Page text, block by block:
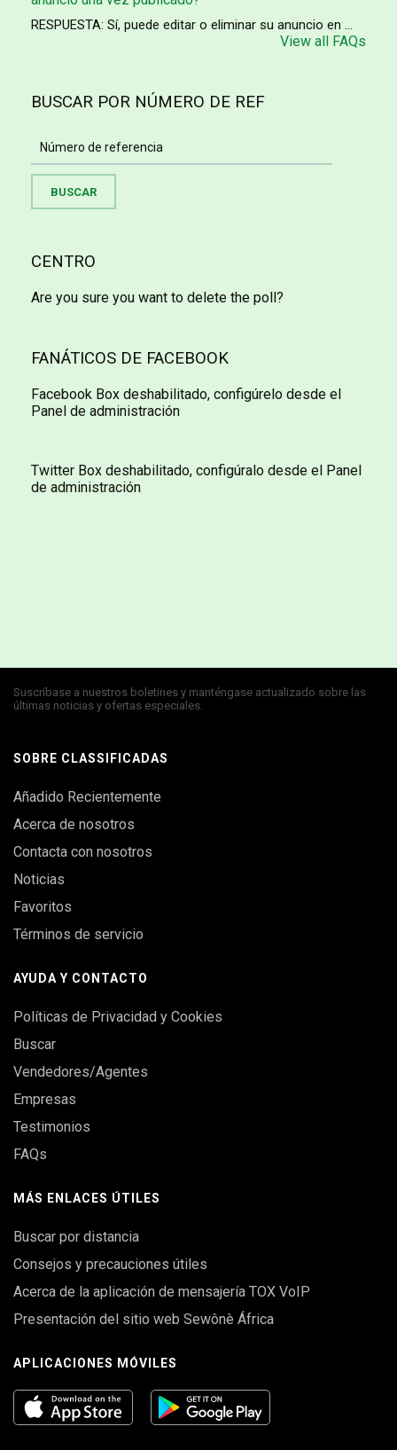
RESPUESTA: Sí, puede editar o eliminar su anuncio en ...
View all FAQs
BUSCAR POR NÚMERO DE REF
CENTRO
Are you sure you want to delete the poll?
FANÁTICOS DE FACEBOOK
Facebook Box deshabilitado, configúrelo desde el
Panel de administración
Twitter Box deshabilitado, configúralo desde el Panel
de administración
Suscríbase a nuestros boletines y manténgase actualizado sobre las
últimas noticias y ofertas especiales.
SOBRE CLASSIFICADAS
Añadido Recientemente
Acerca de nosotros
Contacta con nosotros
Noticias
Favoritos
Términos de servicio
AYUDA Y CONTACTO
Políticas de Privacidad y Cookies
Buscar
Vendedores/Agentes
Empresas
Testimonios
FAQs
MÁS ENLACES ÚTILES
Buscar por distancia
Consejos y precauciones útiles
Acerca de la aplicación de mensajería TOX VoIP
Presentación del sitio web Sewônè África
APLICACIONES MÓVILES